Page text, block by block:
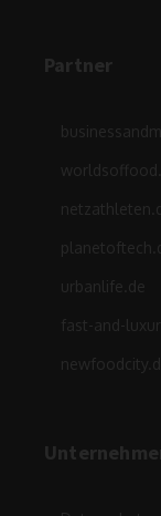
Partner
urbanlife.de
fast-and-